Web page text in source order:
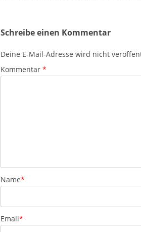
Schreibe einen Kommentar
Deine E-Mail-Adresse wird nicht
Kommentar *
Name*
Email*